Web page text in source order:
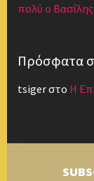
πολύ ο
Πρόσφατα
tsigerστο Η